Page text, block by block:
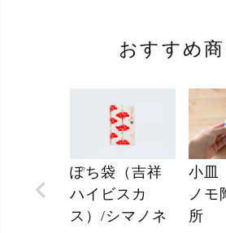
おすすめ
ぽち袋（吉祥
ハイビスカ
ス）/シマノネ
小
ノモ
所